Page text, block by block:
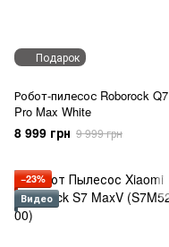
Подарок
Робот-пилесос Roborock Q7
Pro Max White
8 999 грн 9 999 грн
−23%
Видео